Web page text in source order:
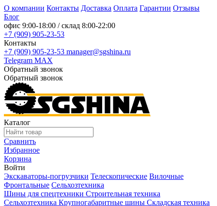
О компании Контакты Доставка Оплата Гарантии Отзывы
Блог
офис 9:00-18:00 / склад 8:00-22:00
+7 (909) 905-23-53
Контакты
+7 (909) 905-23-53 manager@sgshina.ru
Telegram MAX
Обратный звонок
Обратный звонок
Каталог
Сравнить
Избранное
Корзина
Войти
Экскаваторы-погрузчики Телескопические Вилочные
Фронтальные Сельхозтехника
Шины для спецтехники Строительная техника
Сельхозтехника Крупногабаритные шины Складская техника